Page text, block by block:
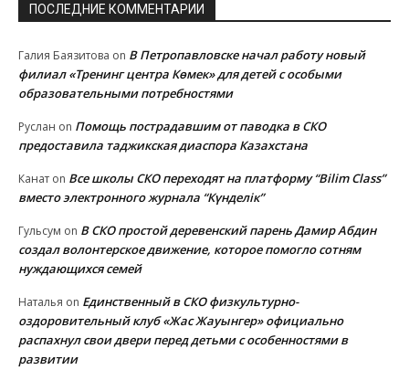
ПОСЛЕДНИЕ КОММЕНТАРИИ
Галия Баязитова on В Петропавловске начал работу новый
филиал «Тренинг центра Көмек» для детей с особыми
образовательными потребностями
Руслан on Помощь пострадавшим от паводка в СКО
предоставила таджикская диаспора Казахстана
Канат on Все школы СКО переходят на платформу “Bilim Class”
вместо электронного журнала “Күнделік”
Гульсум on В СКО простой деревенский парень Дамир Абдин
создал волонтерское движение, которое помогло сотням
нуждающихся семей
Наталья on Единственный в СКО физкультурно-
оздоровительный клуб «Жас Жауынгер» официально
распахнул свои двери перед детьми с особенностями в
развитии